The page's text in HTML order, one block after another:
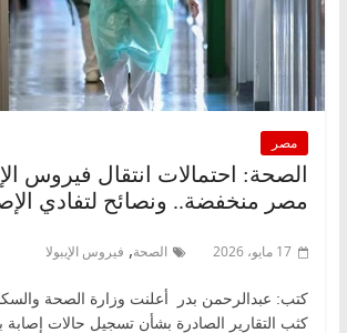
مصر
الصحة: احتمالات انتقال فيروس
مصر منخفضة.. ونصائح لتفادي
17 مايو، 2026 الصحة, فيروس الإيبولا
كتب: عبدالرحمن بدر أعلنت وزارة الصحة
كثب التقارير الصادرة بشأن تسجيل حالات